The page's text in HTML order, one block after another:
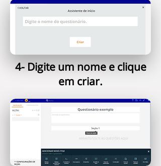
4- Digite um nome e clique
em criar.